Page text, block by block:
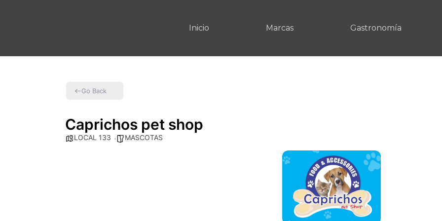
Inicio Marcas Gastronomía
Go Back
Caprichos pet shop
LOCAL 133 MASCOTAS